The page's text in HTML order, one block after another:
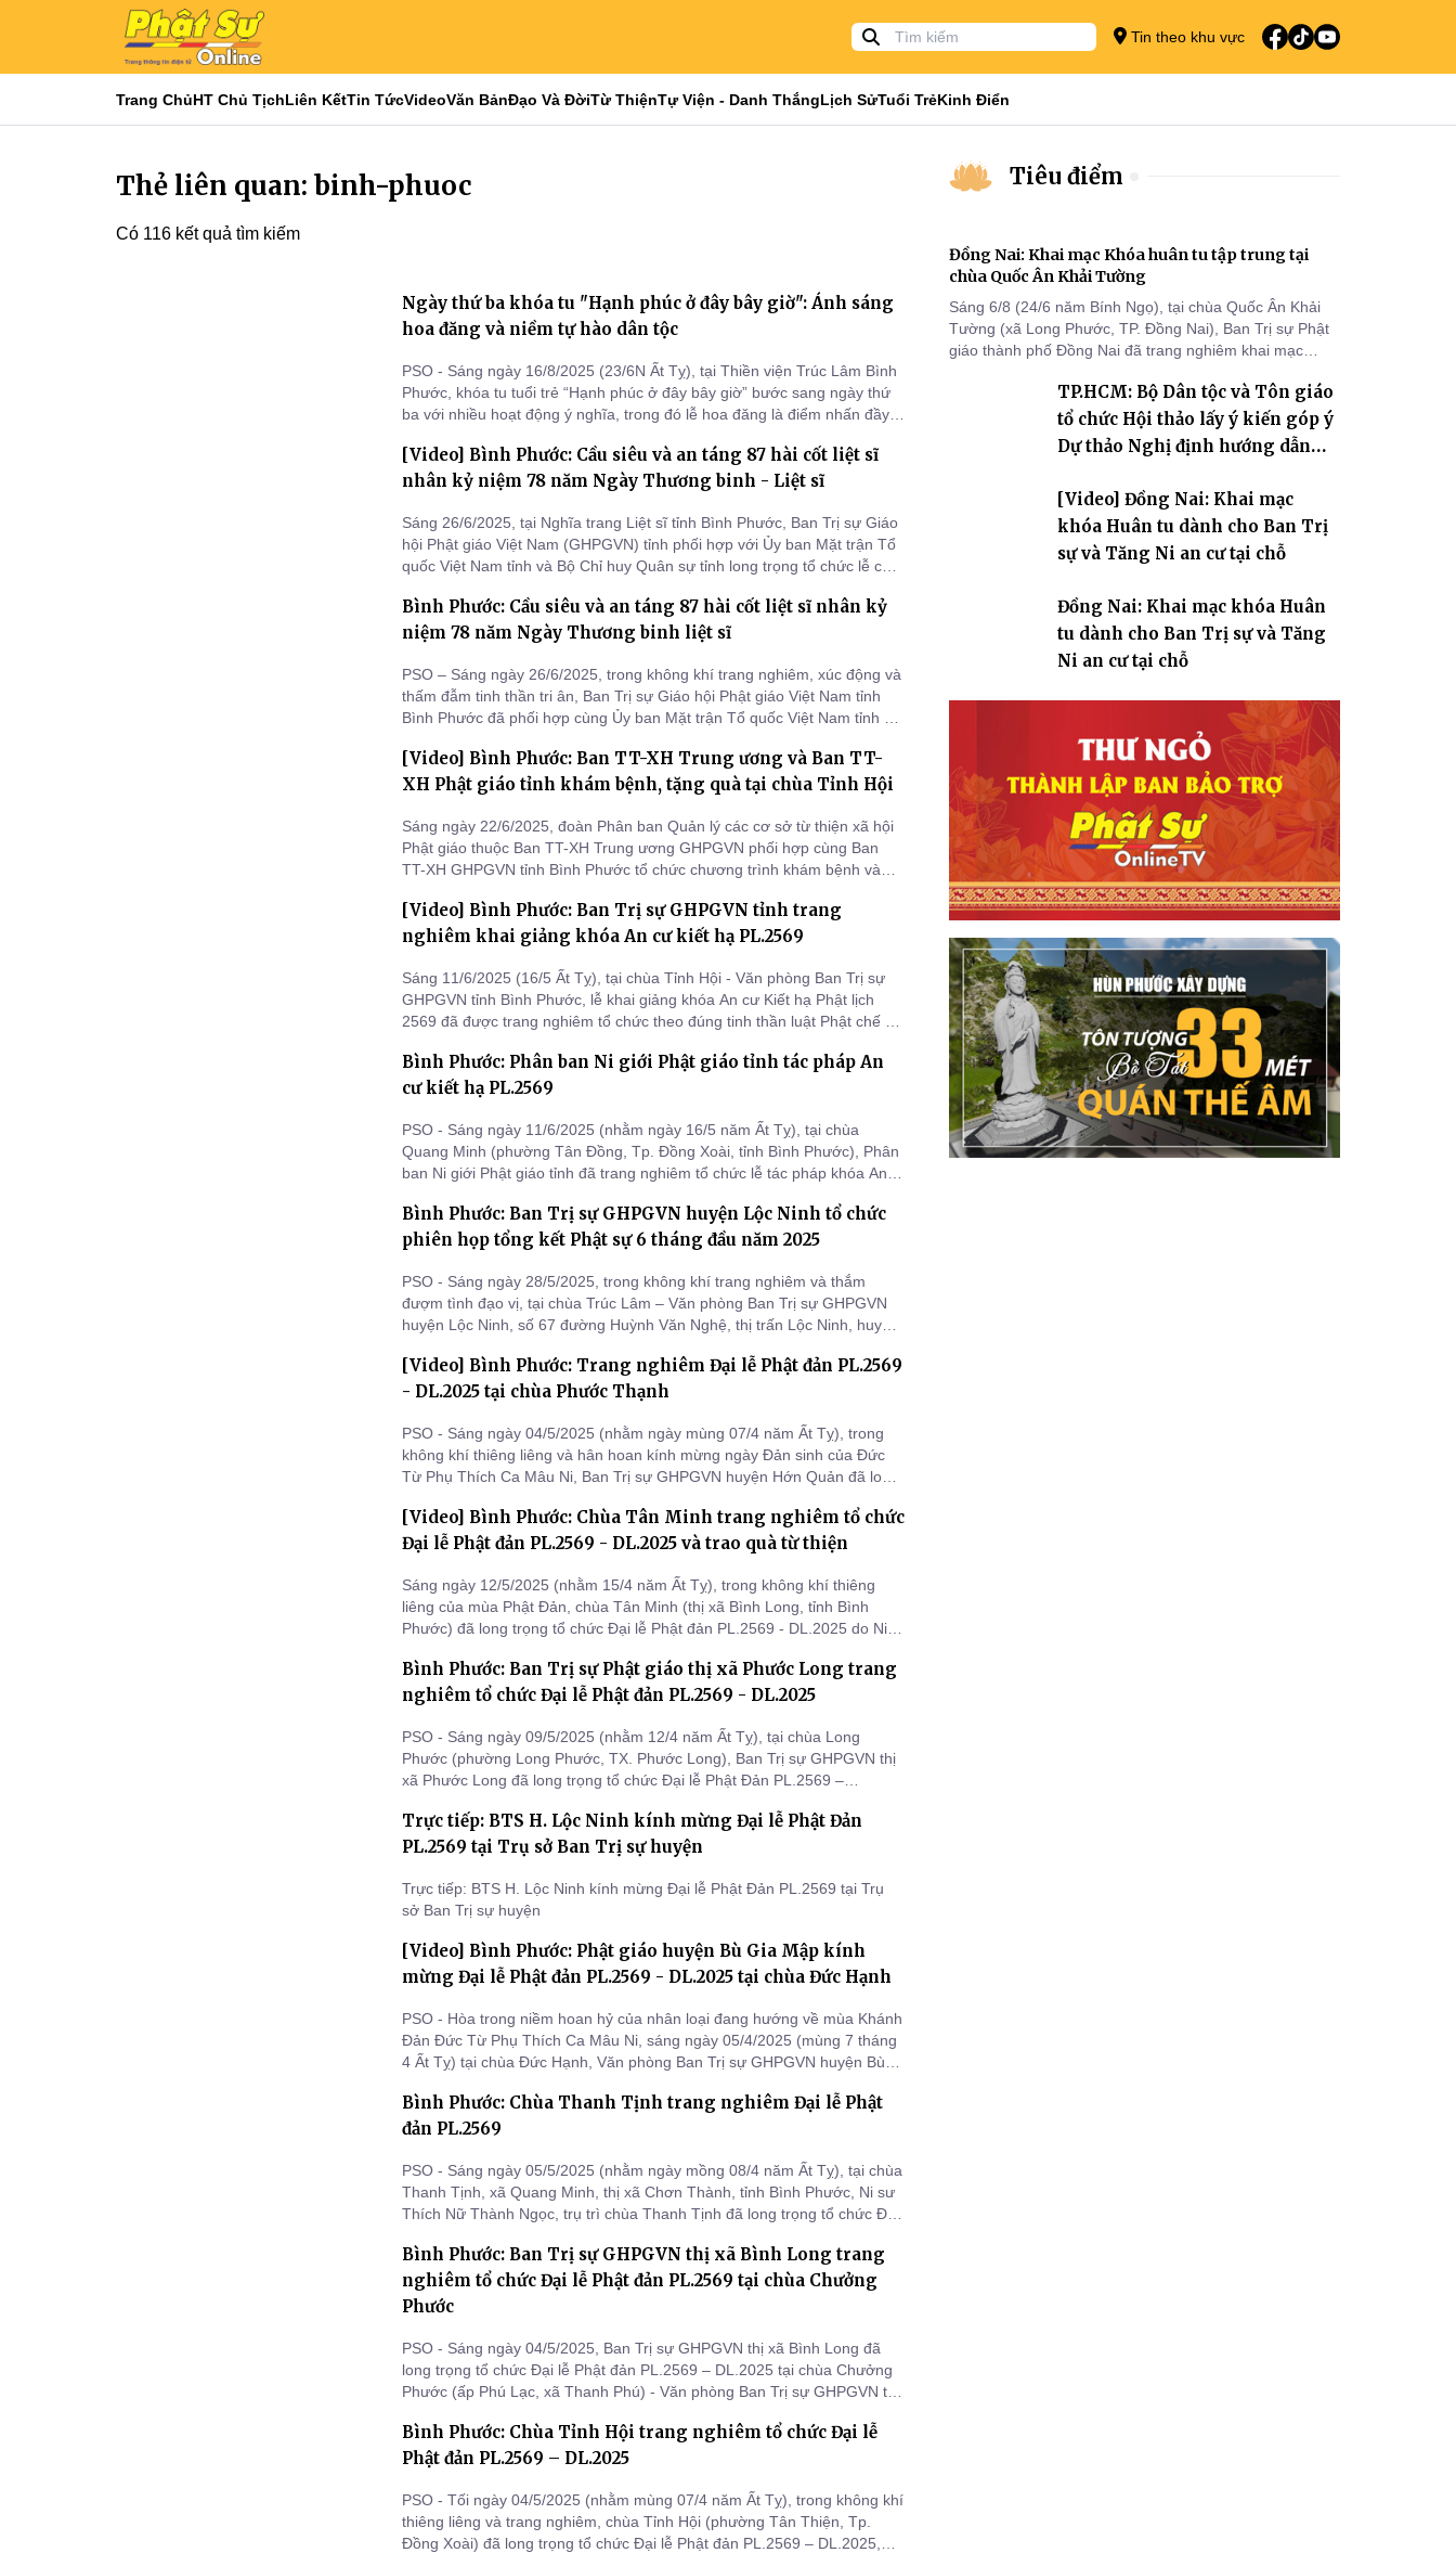
Tin theo khu vực
Trang ChủHT Chủ TịchLiên KếtTin TứcVideoVăn BảnĐạo Và ĐờiTừ ThiệnTự Viện - Danh ThắngLịch SửTuổi TrẻKinh Điển
Thẻ liên quan: binh-phuoc
Có 116 kết quả tìm kiếm
Ngày thứ ba khóa tu "Hạnh phúc ở đây bây giờ": Ánh sáng
hoa đăng và niềm tự hào dân tộc
PSO - Sáng ngày 16/8/2025 (23/6N Ất Tỵ), tại Thiền viện Trúc Lâm Bình
Phước, khóa tu tuổi trẻ “Hạnh phúc ở đây bây giờ” bước sang ngày thứ
ba với nhiều hoạt động ý nghĩa, trong đó lễ hoa đăng là điểm nhấn đầy
[Video] Bình Phước: Cầu siêu và an táng 87 hài cốt liệt sĩ
nhân kỷ niệm 78 năm Ngày Thương binh - Liệt sĩ
Sáng 26/6/2025, tại Nghĩa trang Liệt sĩ tỉnh Bình Phước, Ban Trị sự Giáo
hội Phật giáo Việt Nam (GHPGVN) tỉnh phối hợp với Ủy ban Mặt trận Tổ
quốc Việt Nam tỉnh và Bộ Chỉ huy Quân sự tỉnh long trọng tổ chức lễ cầu
Bình Phước: Cầu siêu và an táng 87 hài cốt liệt sĩ nhân kỷ
niệm 78 năm Ngày Thương binh liệt sĩ
PSO – Sáng ngày 26/6/2025, trong không khí trang nghiêm, xúc động và
thấm đẫm tinh thần tri ân, Ban Trị sự Giáo hội Phật giáo Việt Nam tỉnh
Bình Phước đã phối hợp cùng Ủy ban Mặt trận Tổ quốc Việt Nam tỉnh và
hài cốt liệt sĩ được quy tập từ các địa phương về an nghỉ tại Nghĩa tran
[Video] Bình Phước: Ban TT-XH Trung ương và Ban TT-
XH Phật giáo tỉnh khám bệnh, tặng quà tại chùa Tỉnh Hội
Sáng ngày 22/6/2025, đoàn Phân ban Quản lý các cơ sở từ thiện xã hội
Phật giáo thuộc Ban TT-XH Trung ương GHPGVN phối hợp cùng Ban
TT-XH GHPGVN tỉnh Bình Phước tổ chức chương trình khám bệnh và
Tỉnh Hội (Bình Phước).
[Video] Bình Phước: Ban Trị sự GHPGVN tỉnh trang
nghiêm khai giảng khóa An cư kiết hạ PL.2569
Sáng 11/6/2025 (16/5 Ất Tỵ), tại chùa Tỉnh Hội - Văn phòng Ban Trị sự
GHPGVN tỉnh Bình Phước, lễ khai giảng khóa An cư Kiết hạ Phật lịch
2569 đã được trang nghiêm tổ chức theo đúng tinh thần luật Phật chế và
Bình Phước: Phân ban Ni giới Phật giáo tỉnh tác pháp An
cư kiết hạ PL.2569
PSO - Sáng ngày 11/6/2025 (nhằm ngày 16/5 năm Ất Tỵ), tại chùa
Quang Minh (phường Tân Đồng, Tp. Đồng Xoài, tỉnh Bình Phước), Phân
ban Ni giới Phật giáo tỉnh đã trang nghiêm tổ chức lễ tác pháp khóa An
Bình Phước: Ban Trị sự GHPGVN huyện Lộc Ninh tổ chức
phiên họp tổng kết Phật sự 6 tháng đầu năm 2025
PSO - Sáng ngày 28/5/2025, trong không khí trang nghiêm và thắm
đượm tình đạo vị, tại chùa Trúc Lâm – Văn phòng Ban Trị sự GHPGVN
huyện Lộc Ninh, số 67 đường Huỳnh Văn Nghệ, thị trấn Lộc Ninh, huyện
tác Phật sự 6 tháng đầu năm và đề ra phương hướng hoạt động cho 6
tháng cuối n
[Video] Bình Phước: Trang nghiêm Đại lễ Phật đản PL.2569
- DL.2025 tại chùa Phước Thạnh
PSO - Sáng ngày 04/5/2025 (nhằm ngày mùng 07/4 năm Ất Tỵ), trong
không khí thiêng liêng và hân hoan kính mừng ngày Đản sinh của Đức
Từ Phụ Thích Ca Mâu Ni, Ban Trị sự GHPGVN huyện Hớn Quản đã long
Phước Thạnh, xã Đồng Nơ, huyện Hớn Quản, tỉnh Bình Phước.
[Video] Bình Phước: Chùa Tân Minh trang nghiêm tổ chức
Đại lễ Phật đản PL.2569 - DL.2025 và trao quà từ thiện
Sáng ngày 12/5/2025 (nhằm 15/4 năm Ất Tỵ), trong không khí thiêng
liêng của mùa Phật Đản, chùa Tân Minh (thị xã Bình Long, tỉnh Bình
Phước) đã long trọng tổ chức Đại lễ Phật đản PL.2569 - DL.2025 do Ni
GHPGVN tỉnh, trụ trì chùa - chủ lễ.
Bình Phước: Ban Trị sự Phật giáo thị xã Phước Long trang
nghiêm tổ chức Đại lễ Phật đản PL.2569 - DL.2025
PSO - Sáng ngày 09/5/2025 (nhằm 12/4 năm Ất Tỵ), tại chùa Long
Phước (phường Long Phước, TX. Phước Long), Ban Trị sự GHPGVN thị
xã Phước Long đã long trọng tổ chức Đại lễ Phật Đản PL.2569 –
Trực tiếp: BTS H. Lộc Ninh kính mừng Đại lễ Phật Đản
PL.2569 tại Trụ sở Ban Trị sự huyện
Trực tiếp: BTS H. Lộc Ninh kính mừng Đại lễ Phật Đản PL.2569 tại Trụ
sở Ban Trị sự huyện
[Video] Bình Phước: Phật giáo huyện Bù Gia Mập kính
mừng Đại lễ Phật đản PL.2569 - DL.2025 tại chùa Đức Hạnh
PSO - Hòa trong niềm hoan hỷ của nhân loại đang hướng về mùa Khánh
Đản Đức Từ Phụ Thích Ca Mâu Ni, sáng ngày 05/4/2025 (mùng 7 tháng
4 Ất Tỵ) tại chùa Đức Hạnh, Văn phòng Ban Trị sự GHPGVN huyện Bù
DL.2025 với sự tham gia của trên 1000 Phật tử và đồng bào các giới.
Bình Phước: Chùa Thanh Tịnh trang nghiêm Đại lễ Phật
đản PL.2569
PSO - Sáng ngày 05/5/2025 (nhằm ngày mồng 08/4 năm Ất Tỵ), tại chùa
Thanh Tịnh, xã Quang Minh, thị xã Chơn Thành, tỉnh Bình Phước, Ni sư
Thích Nữ Thành Ngọc, trụ trì chùa Thanh Tịnh đã long trọng tổ chức Đại
Bình Phước: Ban Trị sự GHPGVN thị xã Bình Long trang
nghiêm tổ chức Đại lễ Phật đản PL.2569 tại chùa Chưởng
Phước
PSO - Sáng ngày 04/5/2025, Ban Trị sự GHPGVN thị xã Bình Long đã
long trọng tổ chức Đại lễ Phật đản PL.2569 – DL.2025 tại chùa Chưởng
Phước (ấp Phú Lạc, xã Thanh Phú) - Văn phòng Ban Trị sự GHPGVN thị
Bình Phước: Chùa Tỉnh Hội trang nghiêm tổ chức Đại lễ
Phật đản PL.2569 – DL.2025
PSO - Tối ngày 04/5/2025 (nhằm mùng 07/4 năm Ất Tỵ), trong không khí
thiêng liêng và trang nghiêm, chùa Tỉnh Hội (phường Tân Thiện, Tp.
Đồng Xoài) đã long trọng tổ chức Đại lễ Phật đản PL.2569 – DL.2025,
Tiêu điểm
Đồng Nai: Khai mạc Khóa huân tu tập trung tại
chùa Quốc Ân Khải Tường
Sáng 6/8 (24/6 năm Bính Ngọ), tại chùa Quốc Ân Khải
Tường (xã Long Phước, TP. Đồng Nai), Ban Trị sự Phật
giáo thành phố Đồng Nai đã trang nghiêm khai mạc
2570 dành cho chư Tăng hành giả an cư tại chỗ khu vực
VII, VIII và trường hạ chùa Quốc Ân Khải Tường.
TP.HCM: Bộ Dân tộc và Tôn giáo
tổ chức Hội thảo lấy ý kiến góp ý
Dự thảo Nghị định hướng dẫn
giáo
[Video] Đồng Nai: Khai mạc
khóa Huân tu dành cho Ban Trị
sự và Tăng Ni an cư tại chỗ
Đồng Nai: Khai mạc khóa Huân
tu dành cho Ban Trị sự và Tăng
Ni an cư tại chỗ